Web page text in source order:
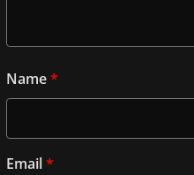
Name*
Email*